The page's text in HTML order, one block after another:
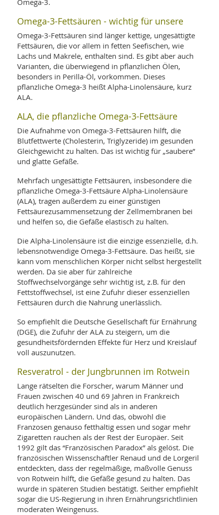
Omega-3.
Omega-3-Fettsäuren - wichtig für unsere
Omega-3-Fettsäuren sind länger kettige, ungesättigte
Fettsäuren, die vor allem in fetten Seefischen, wie
Lachs und Makrele, enthalten sind. Es gibt aber auch
Varianten, die überwiegend in pflanzlichen Ölen,
besonders in Perilla-Öl, vorkommen. Dieses
pflanzliche Omega-3 heißt Alpha-Linolensäure, kurz
ALA.
ALA, die pflanzliche Omega-3-Fettsäure
Die Aufnahme von Omega-3-Fettsäuren hilft, die
Blutfettwerte (Cholesterin, Triglyzeride) im gesunden
Gleichgewicht zu halten. Das ist wichtig für „saubere”
und glatte Gefäße.
Mehrfach ungesättigte Fettsäuren, insbesondere die
pflanzliche Omega-3-Fettsäure Alpha-Linolensäure
(ALA), tragen außerdem zu einer günstigen
Fettsäurezusammensetzung der Zellmembranen bei
und helfen so, die Gefäße elastisch zu halten.
Die Alpha-Linolensäure ist die einzige essenzielle, d.h.
lebensnotwendige Omega-3-Fettsäure. Das heißt, sie
kann vom menschlichen Körper nicht selbst hergestellt
werden. Da sie aber für zahlreiche
Stoffwechselvorgänge sehr wichtig ist, z.B. für den
Fettstoffwechsel, ist eine Zufuhr dieser essenziellen
Fettsäuren durch die Nahrung unerlässlich.
So empfiehlt die Deutsche Gesellschaft für Ernährung
(DGE), die Zufuhr der ALA zu steigern, um die
gesundheitsfördernden Effekte für Herz und Kreislauf
voll auszunutzen.
Resveratrol - der Jungbrunnen im Rotwein
Lange rätselten die Forscher, warum Männer und
Frauen zwischen 40 und 69 Jahren in Frankreich
deutlich herzgesünder sind als in anderen
europäischen Ländern. Und das, obwohl die
Franzosen genauso fetthaltig essen und sogar mehr
Zigaretten rauchen als der Rest der Europäer. Seit
1992 gilt das “Französischen Paradox” als gelöst. Die
französischen Wissenschaftler Renaud und de Lorgeril
entdeckten, dass der regelmäßige, maßvolle Genuss
von Rotwein hilft, die Gefäße gesund zu halten. Das
wurde in späteren Studien bestätigt. Seither empfiehlt
sogar die US-Regierung in ihren Ernährungsrichtlinien
moderaten Weingenuss.